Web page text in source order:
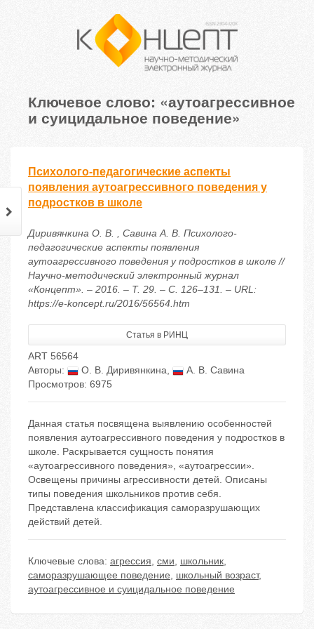
Ключевое слово: «аутоагрессивное
и суицидальное поведение»
Психолого-педагогические аспекты
появления аутоагрессивного поведения у
подростков в школе
Диривянкина О. В. , Савина А. В. Психолого-
педагогические аспекты появления
аутоагрессивного поведения у подростков в школе //
Научно-методический электронный журнал
«Концепт». – 2016. – Т. 29. – С. 126–131. – URL:
https://e-koncept.ru/2016/56564.htm
Статья в РИНЦ
ART 56564
Авторы:
О. В. Диривянкина,
А. В. Савина
Просмотров: 6975
Данная статья посвящена выявлению особенностей
появления аутоагрессивного поведения у подростков в
школе. Раскрывается сущность понятия
«аутоагрессивного поведения», «аутоагрессии».
Освещены причины агрессивности детей. Описаны
типы поведения школьников против себя.
Представлена классификация саморазрушающих
действий детей.
Ключевые слова: агрессия, сми, школьник,
саморазрушающее поведение, школьный возраст,
аутоагрессивное и суицидальное поведение